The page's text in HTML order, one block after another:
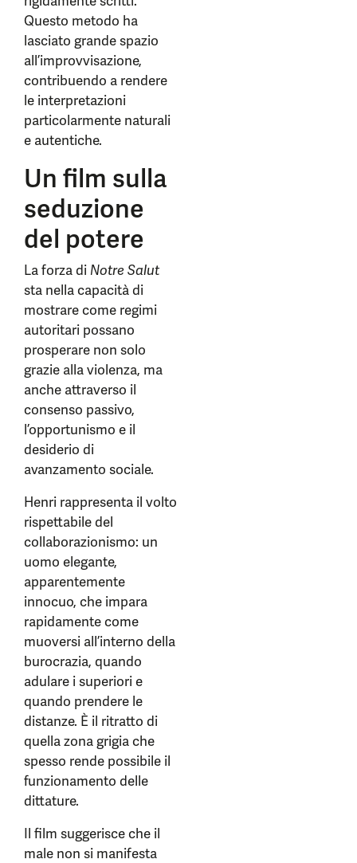
Questo metodo ha
lasciato grande spazio
all’improvvisazione,
contribuendo a rendere
le interpretazioni
particolarmente naturali
e autentiche.
Un film sulla
seduzione
del potere
La forza di Notre Salut
sta nella capacità di
mostrare come regimi
autoritari possano
prosperare non solo
grazie alla violenza, ma
anche attraverso il
consenso passivo,
l’opportunismo e il
desiderio di
avanzamento sociale.
Henri rappresenta il volto
rispettabile del
collaborazionismo: un
uomo elegante,
apparentemente
innocuo, che impara
rapidamente come
muoversi all’interno della
burocrazia, quando
adulare i superiori e
quando prendere le
distanze. È il ritratto di
quella zona grigia che
spesso rende possibile il
funzionamento delle
dittature.
Il film suggerisce che il
male non si manifesta